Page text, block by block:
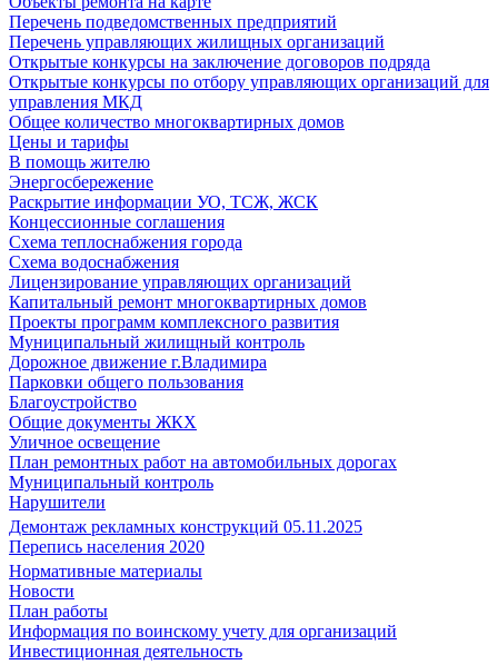
Перечень подведомственных предприятий
Перечень управляющих жилищных организаций
Открытые конкурсы на заключение договоров подряда
Открытые конкурсы по отбору управляющих организаций для
управления МКД
Общее количество многоквартирных домов
Цены и тарифы
В помощь жителю
Энергосбережение
Раскрытие информации УО, ТСЖ, ЖСК
Концессионные соглашения
Схема теплоснабжения города
Схема водоснабжения
Лицензирование управляющих организаций
Капитальный ремонт многоквартирных домов
Проекты программ комплексного развития
Муниципальный жилищный контроль
Дорожное движение г.Владимира
Парковки общего пользования
Благоустройство
Общие документы ЖКХ
Уличное освещение
План ремонтных работ на автомобильных дорогах
Муниципальный контроль
Нарушители
Демонтаж рекламных конструкций 05.11.2025
Перепись населения 2020
Нормативные материалы
Новости
План работы
Информация по воинскому учету для организаций
Инвестиционная деятельность